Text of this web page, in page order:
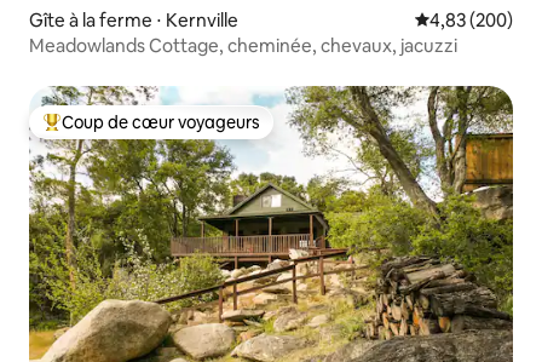
Gîte à la ferme ⋅ Kernville Évaluation
4,83 (200)
Meadowlands Cottage, cheminée, chevaux, jacuzzi
Coups de cœur voyageurs les plus appréciés
Coup de cœur voyageurs